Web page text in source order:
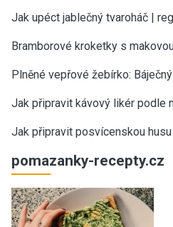
Jak upéct jablečný tvaroháč |
Bramborové kroketky s
Plněné vepřové žebírko:
Jak připravit kávový likér podle
Jak připravit posvícenskou
pomazanky-recepty.cz